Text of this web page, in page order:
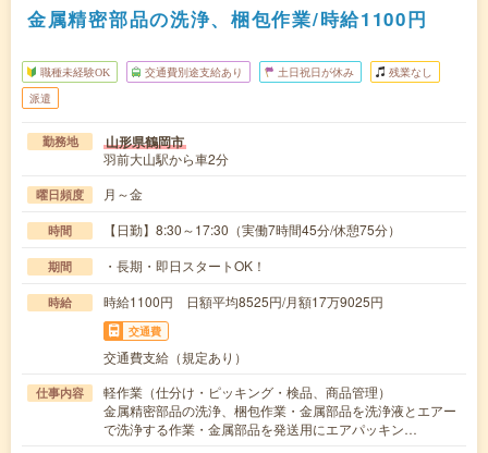
金属精密部品の洗浄、梱包作業/時給1100円
職種未経験OK 交通費別途支給あり 土日祝日が休み 残業なし
派遣
勤務地 山形県鶴岡市
羽前大山駅から車2分
曜日頻度 月～金
時間 【日勤】8:30～17:30（実働7時間45分/休憩75分）
期間 ・長期・即日スタートOK！
時給 時給1100円 日額平均8525円/月額17万9025円
交通費
交通費支給（規定あり）
仕事内容
軽作業（仕分け・ピッキング・検品、商品管理）
金属精密部品の洗浄、梱包作業・金属部品を洗浄液とエアー
で洗浄する作業・金属部品を発送用にエアパッキン…